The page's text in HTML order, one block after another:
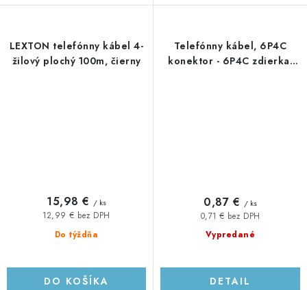
LEXTON telefónny kábel 4-
žilový plochý 100m, čierny
Do týždňa
12,99 € bez DPH
15,98 € / ks
DO KOŠÍKA
Telefónny kábel, 6P4C
konektor - 6P4C zdierka,
Vypredané
0,71 € bez DPH
0,87 € / ks
DETAIL